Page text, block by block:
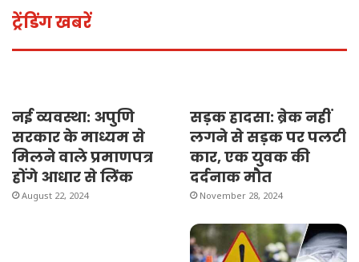
ट्रेंडिंग खबरें
नई व्यवस्था: अपुणि
सरकार के माध्यम से
मिलने वाले प्रमाणपत्र
होंगे आधार से लिंक
August 22, 2024
सड़क हादसा: ब्रेक नहीं
लगने से सड़क पर पलटी
कार, एक युवक की
दर्दनाक मौत
November 28, 2024